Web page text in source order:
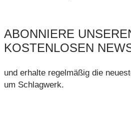
ABONNIERE
KOSTENLOSEN
und erhalte regelmäßig die
um Schlagwerk.